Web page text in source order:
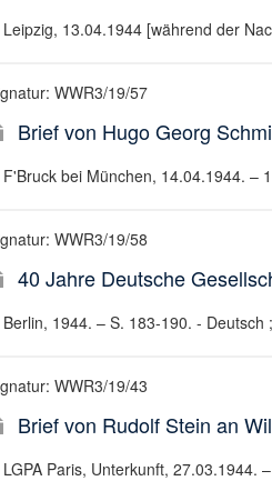
Leipzig, 13.04.1944 [während der
WWR3/19/57
Brief von Hugo Georg
F'Bruck bei München, 14.04.1944. –
WWR3/19/58
40 Jahre Deutsche
Berlin, 1944. – S. 183-190. -
WWR3/19/43
Brief von Rudolf Stein an
LGPA Paris, Unterkunft, 27.03.1944.